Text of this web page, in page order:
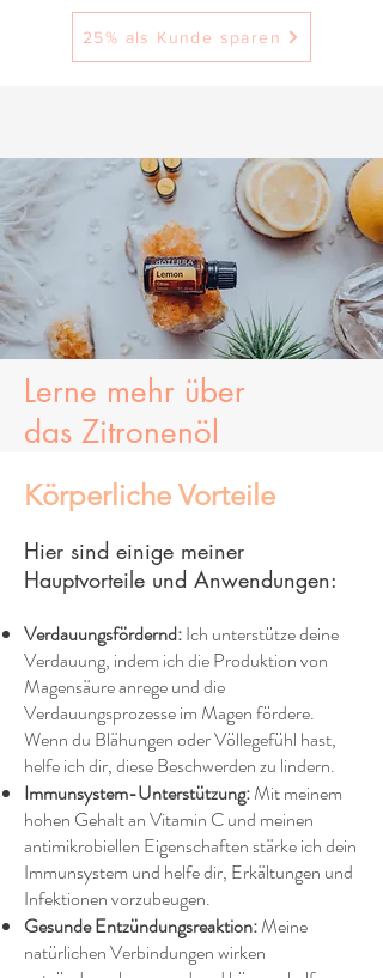
25% als Kunde sparen
Lerne mehr über
das Zitronenöl
Körperliche Vorteile
Hier sind einige meiner
Hauptvorteile und Anwendungen:
Verdauungsfördernd:Ich unterstütze deine
Verdauung, indem ich die Produktion von
Magensäure anrege und die
Verdauungsprozesse im Magen fördere.
Wenn du Blähungen oder Völlegefühl hast,
helfe ich dir, diese Beschwerden zu lindern.
Immunsystem-Unterstützung:Mit meinem
hohen Gehalt an Vitamin C und meinen
antimikrobiellen Eigenschaften stärke ich dein
Immunsystem und helfe dir, Erkältungen und
Infektionen vorzubeugen.
Gesunde Entzündungsreaktion:Meine
natürlichen Verbindungen wirken